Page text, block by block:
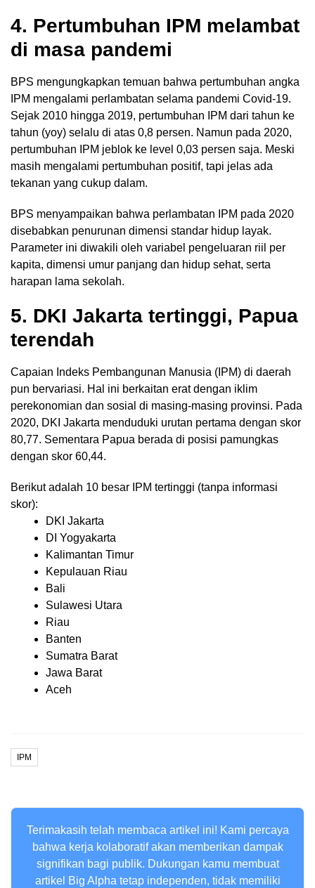
4. Pertumbuhan IPM melambat
di masa pandemi
BPS mengungkapkan temuan bahwa pertumbuhan angka
IPM mengalami perlambatan selama pandemi Covid-19.
Sejak 2010 hingga 2019, pertumbuhan IPM dari tahun ke
tahun (yoy) selalu di atas 0,8 persen. Namun pada 2020,
pertumbuhan IPM jeblok ke level 0,03 persen saja. Meski
masih mengalami pertumbuhan positif, tapi jelas ada
tekanan yang cukup dalam.
BPS menyampaikan bahwa perlambatan IPM pada 2020
disebabkan penurunan dimensi standar hidup layak.
Parameter ini diwakili oleh variabel pengeluaran riil per
kapita, dimensi umur panjang dan hidup sehat, serta
harapan lama sekolah.
5. DKI Jakarta tertinggi, Papua
terendah
Capaian Indeks Pembangunan Manusia (IPM) di daerah
pun bervariasi. Hal ini berkaitan erat dengan iklim
perekonomian dan sosial di masing-masing provinsi. Pada
2020, DKI Jakarta menduduki urutan pertama dengan skor
80,77. Sementara Papua berada di posisi pamungkas
dengan skor 60,44.
Berikut adalah 10 besar IPM tertinggi (tanpa informasi
skor):
DKI Jakarta
DI Yogyakarta
Kalimantan Timur
Kepulauan Riau
Bali
Sulawesi Utara
Riau
Banten
Sumatra Barat
Jawa Barat
Aceh
IPM
Terimakasih telah membaca artikel ini! Kami percaya
bahwa kerja kolaboratif akan memberikan dampak
signifikan bagi publik. Dukungan kamu membuat
artikel Big Alpha tetap independen, tidak memiliki